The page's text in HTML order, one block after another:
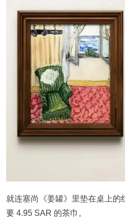
就连塞尚《姜罐》里垫在桌上的
要 4.95 SAR 的茶巾。